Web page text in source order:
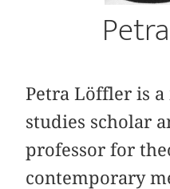
Petra Löffler is
studies scholar
professor for
contemporary